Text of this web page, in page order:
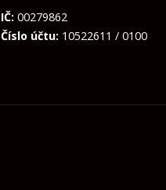
IČ: 00279862
Číslo účtu: 10522611 / 0100